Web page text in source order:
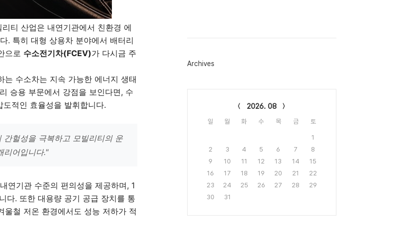
티 산업은 내연기관에서 친환경 에
. 특히 대형 상용차 분야에서 배터리
으로 수소전기차(FCEV)가 다시금 주
수소차는 지속 가능한 에너지 생태
승용 부문에서 강점을 보인다면, 수
도적인 효율성을 발휘합니다.
헐성을 극복하고 모빌리티의 운
리어입니다."
연기관 수준의 편의성을 제공하며, 1
다. 또한 대용량 공기 공급 장치를 통
울철 저온 환경에서도 성능 저하가 적
그
Archives
2026. 08
일 월 화 수 목 금 토
1
2
3 4 5 6 7
8
9
10 11 12 13 14
15
16
17 18 19 20 21
22
23
24 25 26 27 28
29
30
31